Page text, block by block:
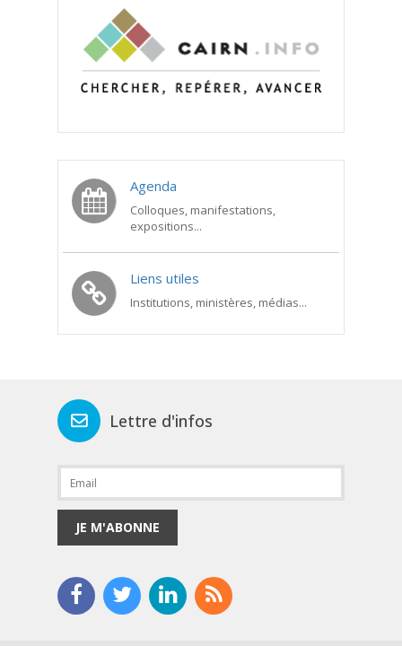
Agenda
Colloques, manifestations,
expositions...
Liens utiles
Institutions, ministères, médias...
Lettre d'infos
JE M'ABONNE